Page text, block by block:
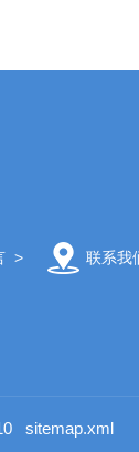
> 联系我
sitemap.xml